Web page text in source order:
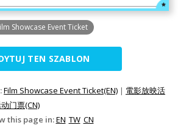
Showcase Event Ticket
TEN SZABLON
Film Showcase Event Ticket(EN) | 電影放映活
门票(CN)
this page in:EN TW CN